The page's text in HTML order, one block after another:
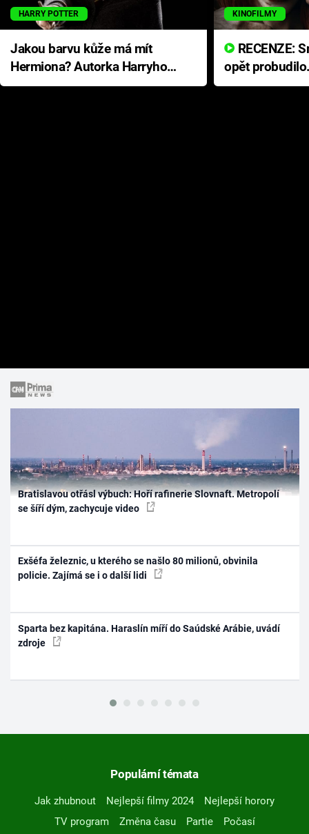
HARRY POTTER
Jakou barvu kůže má mít
Hermiona? Autorka Harryho
Pottera přišla s ráznou
KINOFILMY
opět
přichází s
Bratislavou otřásl výbuch: Hoří rafinerie Slovnaft. Metropolí
se šíří dým, zachycuje video
Exšéfa železnic, u kterého se našlo 80 milionů, obvinila
policie. Zajímá se i o další lidi
Sparta bez kapitána. Haraslín míří do Saúdské Arábie, uvádí
zdroje
Populární témata
Jak zhubnout Nejlepší filmy 2024
Nejlepší horory
TV program
Změna času Partie
Počasí